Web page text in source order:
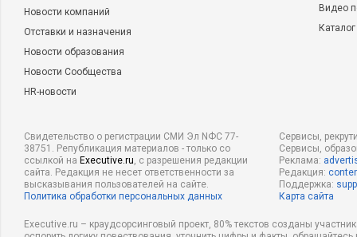
Новости компаний
Отставки и назначения
Новости образования
Новости Сообщества
HR-новости
Видео
Свидетельство о регистрации СМИ Эл NФС 77-
38751. Републикация материалов - только со
ссылкой на Executive.ru, с разрешения редакции
сайта. Редакция не несет ответственности за
высказывания пользователей на сайте.
Политика обработки персональных данных
Сервисы,
Сервисы,
Реклама:
Редакция:
Поддержка:
Карта сайта
Executive.ru – краудсорсинговый проект, 80% текстов созданы